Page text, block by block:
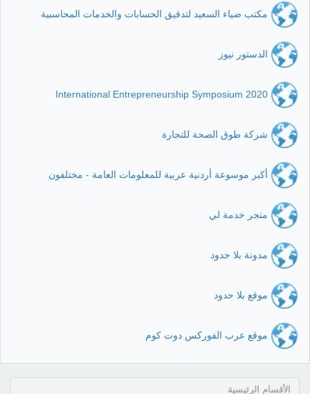
مكتب ضياء السعيد لتدقيق الحسابات والخدمات المحاسبية
الدستور نيوز
International Entrepreneurship Symposium 2020
شركة طوق الصحة للتجارة
أكبر موسوعة أردنية عربية للمعلومات العامة - مختلفون
متجر خدمة لي
مدونة بلا حدود
موقع بلا حدود
موقع عرب الفوركس دوت كوم
الأقسام الرئيسية